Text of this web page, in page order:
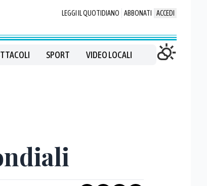
LEGGI IL QUOTIDIANO ABBONATI ACCEDI
SPORT VIDEO LOCALI